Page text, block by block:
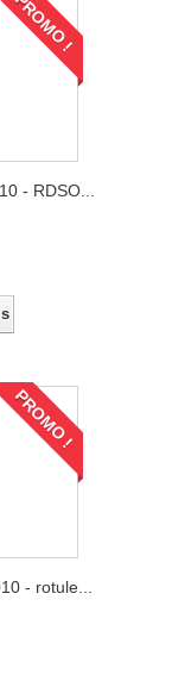
PROMO !
- RDSO...
PROMO !
- rotule...